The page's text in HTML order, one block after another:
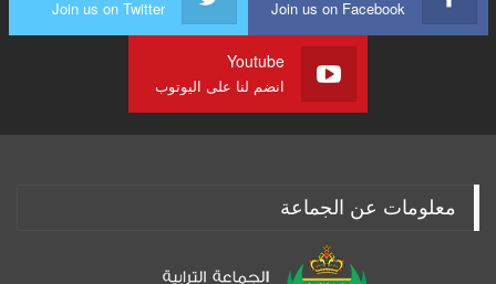
Join us on Facebook
Join us on Twitter
Youtube
انضم لنا على اليوتوب
معلومات عن الجماعة